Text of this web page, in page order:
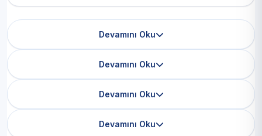
Devamını Oku
Devamını Oku
Devamını Oku
Devamını Oku